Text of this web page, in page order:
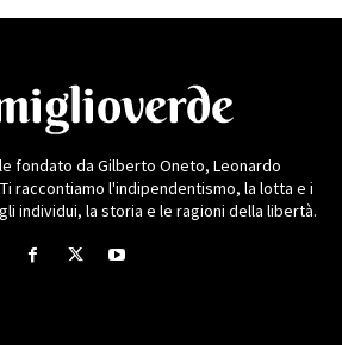
fondato da Gilberto Oneto, Leonardo
raccontiamo l'indipendentismo, la lotta e i
individui, la storia e le ragioni della libertà.